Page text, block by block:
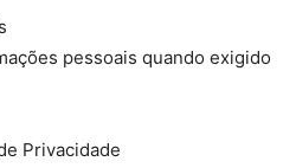
pessoais quando exigido
Privacidade